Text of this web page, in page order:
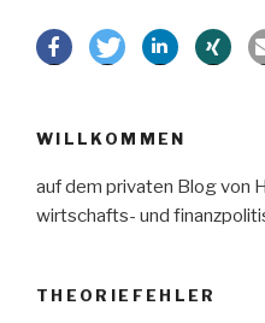
ein
einziges
WILLKOMMEN
auf dem privaten Blog von
wirtschafts- und
THEORIEFEHLER